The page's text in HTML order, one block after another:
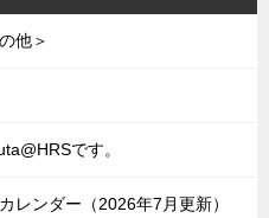
他＞
です。
レンダー（2026年7月更新）